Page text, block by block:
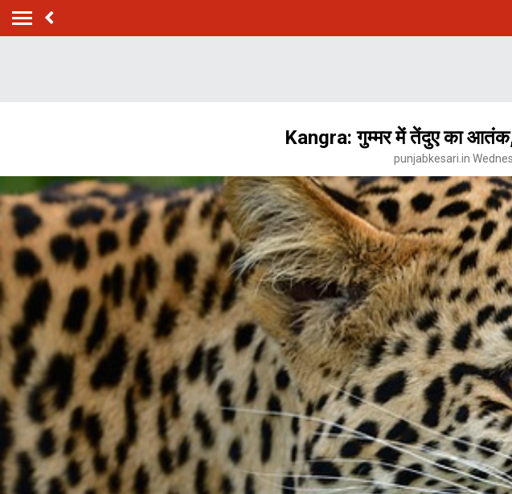
Kangra: गुम्मर में तेंदुए का आतंक,
punjabkesari.in